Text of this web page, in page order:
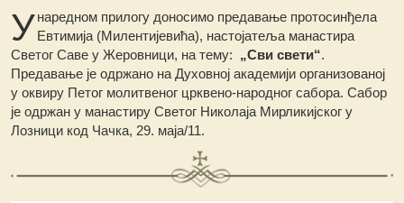
Унаредном прилогу доносимо предавање протосинђела
Евтимија (Милентијевића), настојатеља манастира
Светог Саве у Жеровници, на тему: „Сви свети“.
Предавање је одржано на Духовној академији организованој
у оквиру Петог молитвеног црквено-народног сабора. Сабор
је одржан у манастиру Светог Николаја Мирликијског у
Лозници код Чачка, 29. маја/11.